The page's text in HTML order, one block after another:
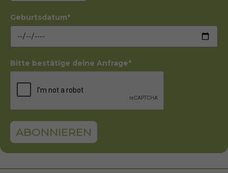
Geburtsdatum*
Bitte bestätige deine Anfrage*
ABONNIEREN